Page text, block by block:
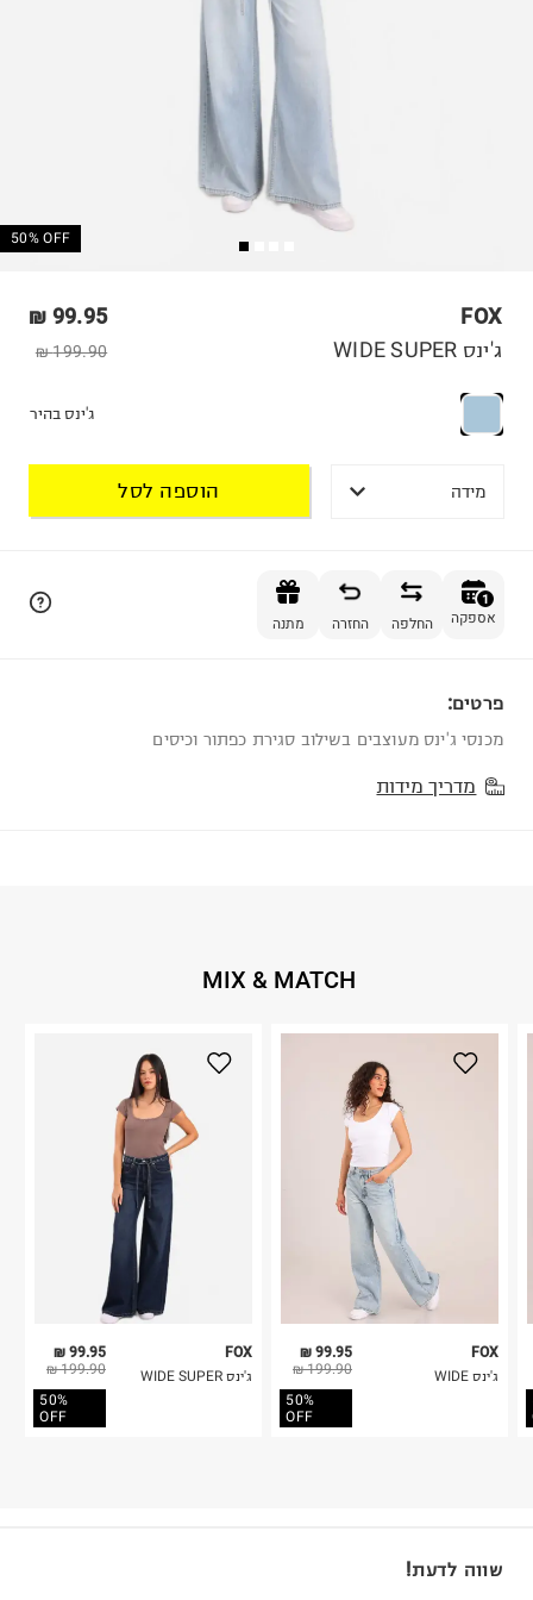
50% OFF
FOX
99.95 ₪
199.90 ₪ ג'ינס WIDE SUPER
ג'ינס בהיר
מידה הוספה לסל
1
אספקה החלפה החזרה מתנה
פרטים:
מכנסי ג'ינס מעוצבים בשילוב סגירת כפתור וכיסים
מדריך מידות
MIX & MATCH
99.95 ₪
199.90 ₪
50%
OFF
FOX
ג'ינס WIDE SUPER
99.95 ₪
199.90 ₪
50%
OFF
FOX
ג'ינס WIDE
שווה לדעת!